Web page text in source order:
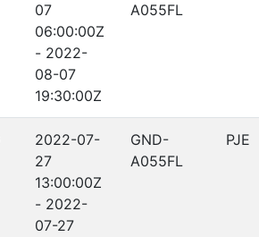
07
06:00:00Z
- 2022-
08-07
19:30:00Z
A055FL
2022-07-
27
13:00:00Z
- 2022-
07-27
GND-
A055FL
PJE